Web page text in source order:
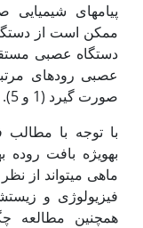
پیام‏های
ممکن است از
دستگاه عصبی
عصبی روده‏ای
صورت گیرد (1 و 5).
با توجه با
به‏ویژه بافت روده
ماهی می‏تواند از
فیزیولوژی و
همچنین مطالعه